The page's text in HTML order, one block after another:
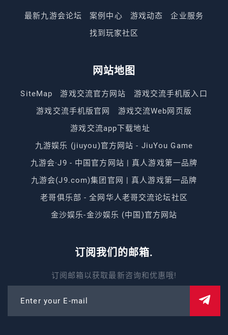
最新九游会论坛 案例中心 游戏动态
企业服务
找到玩家社区
网站地图
SiteMap 游戏交流官方网站
游戏交流手机版入口
游戏交流手机版官网
游戏交流Web网页版
游戏交流app下载地址
九游娱乐 (jiuyou)官方网站 - JiuYou Game
九游会·J9 - 中国官方网站 | 真人游戏第一品牌
九游会(J9.com)集团官网 | 真人游戏第一品牌
老哥俱乐部 - 全网华人老哥交流论坛社区
金沙娱乐-金沙娱乐 (中国)官方网站
订阅我们的邮箱.
订阅邮箱以获取最新咨询和优惠哦!
Enter your E-mail